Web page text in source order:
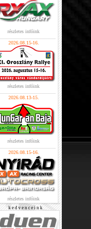
részletes infóink
2026.08.15-16.
részletes infóink
2026.08.13-15.
részletes infóink
2026.08.15-16.
részletes infóink
k e d v e n c e i n k